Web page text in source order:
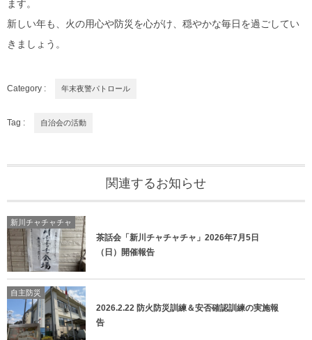
ます。
新しい年も、火の用心や防災を心がけ、穏やかな毎日を過ごしてい
きましょう。
Category : 年末夜警パトロール
Tag : 自治会の活動
関連するお知らせ
新川チャチャチャ
茶話会「新川チャチャチャ」2026年7月5日
（日）開催報告
自主防災
2026.2.22 防火防災訓練＆安否確認訓練の実施報
告